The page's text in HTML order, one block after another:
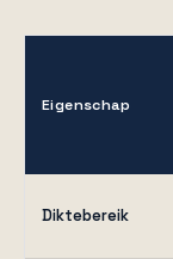
Eigenschap
Diktebereik